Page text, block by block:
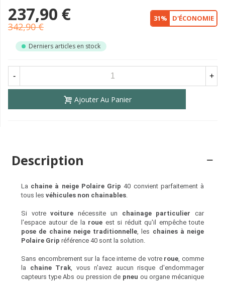
237,90 €
342,90 €
31% D'ÉCONOMIE
Derniers articles en stock
- +
Ajouter Au Panier
Description
La chaine à neige Polaire Grip 40 convient parfaitement à
tous les véhicules non chainables
Si votrevoiture nécessite un chainage particulier car
l'espace autour de la roue est si réduit qu'il empêche toute
pose de chaine neige traditionnelle , les chaines à neige
Polaire Grip référence 40 sont la solution.
Sans encombrement sur la face interne de votre roue , comme
la chaine Trak , vous n'avez aucun risque d'endommager
capteurs type Abs ou pression de pneu ou organe mécanique